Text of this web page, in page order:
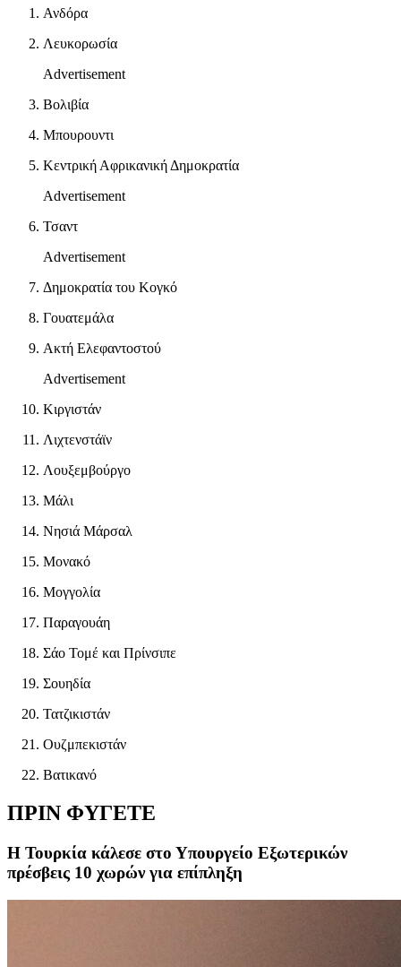
Ανδόρα
Λευκορωσία
Advertisement
Βολιβία
Μπουρουντι
Κεντρική Αφρικανική Δημοκρατία
Advertisement
Τσαντ
Advertisement
Δημοκρατία του Κογκό
Γουατεμάλα
Ακτή Ελεφαντοστού
Advertisement
Κιργιστάν
Λιχτενστάϊν
Λουξεμβούργο
Μάλι
Νησιά Μάρσαλ
Μονακό
Μογγολία
Παραγουάη
Σάο Τομέ και Πρίνσιπε
Σουηδία
Τατζικιστάν
Ουζμπεκιστάν
Βατικανό
ΠΡΙΝ ΦΥΓΕΤΕ
Η Τουρκία κάλεσε στο Υπουργείο Εξωτερικών
πρέσβεις 10 χωρών για επίπληξη